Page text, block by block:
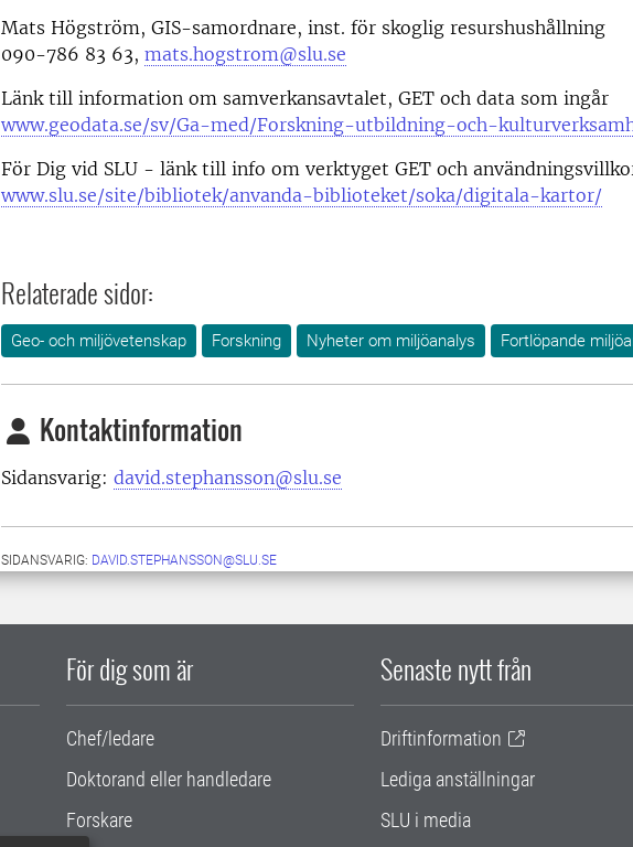
Mats Högström, GIS-samordnare, inst. för skoglig resurshushållning
090-786 83 63, mats.hogstrom@slu.se
Länk till information om samverkansavtalet, GET och data som ingår
www.geodata.se/sv/Ga-med/Forskning-utbildning-och-
För Dig vid SLU - länk till info om verktyget GET och
www.slu.se/site/bibliotek/anvanda-biblioteket/soka/digitala-kartor/
Relaterade sidor:
Geo- och miljövetenskap Forskning Nyheter om miljöanalys Fortlöpande
Kontaktinformation
Sidansvarig: david.stephansson@slu.se
SIDANSVARIG: DAVID.STEPHANSSON@SLU.SE
För dig som är
Chef/ledare
Doktorand eller handledare
Forskare
Senaste nytt från
Driftinformation
Lediga anställningar
SLU i media